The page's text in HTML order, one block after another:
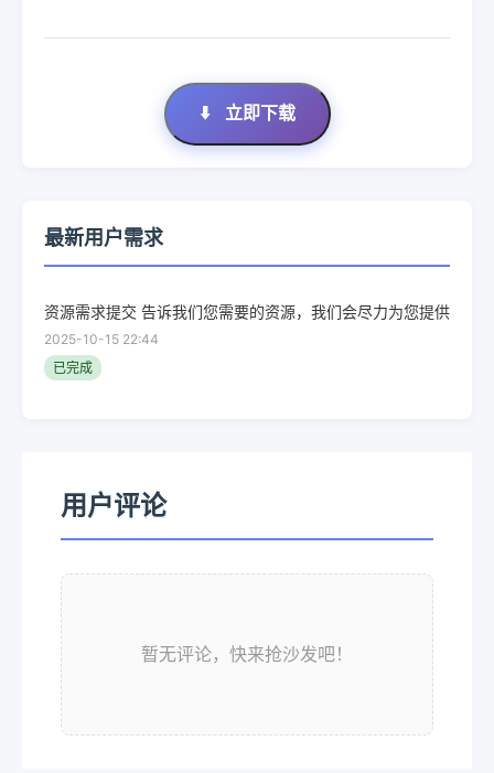
⬇️ 立即下载
最新用户需求
资源需求提交 告诉我们您需要的资源，我们会尽力为您提供
2025-10-15 22:44
已完成
用户评论
暂无评论，快来抢沙发吧！